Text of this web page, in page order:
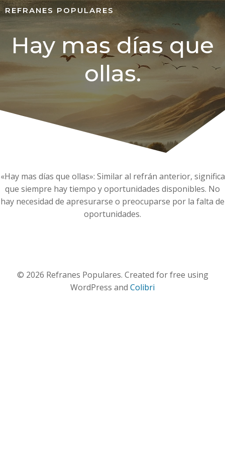
REFRANES POPULARES
Hay mas días que
ollas.
«Hay mas días que ollas»: Similar al refrán anterior, significa
que siempre hay tiempo y oportunidades disponibles. No
hay necesidad de apresurarse o preocuparse por la falta de
oportunidades.
© 2026 Refranes Populares. Created for free using
WordPress and Colibri